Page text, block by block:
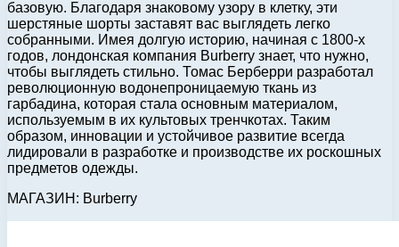
базовую. Благодаря знаковому узору в клетку, эти
шерстяные шорты заставят вас выглядеть легко
собранными. Имея долгую историю, начиная с 1800-х
годов, лондонская компания Burberry знает, что нужно,
чтобы выглядеть стильно. Томас Берберри разработал
революционную водонепроницаемую ткань из
гарбадина, которая стала основным материалом,
используемым в их культовых тренчкотах. Таким
образом, инновации и устойчивое развитие всегда
лидировали в разработке и производстве их роскошных
предметов одежды.
МАГАЗИН: Burberry